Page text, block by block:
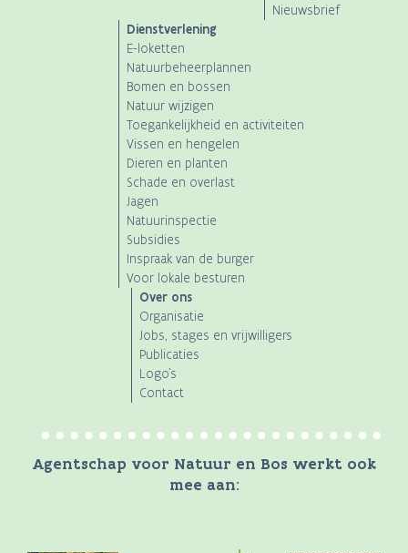
Nieuwsbrief
Dienstverlening
E-loketten
Natuurbeheerplannen
Bomen en bossen
Natuur wijzigen
Toegankelijkheid en activiteiten
Vissen en hengelen
Dieren en planten
Schade en overlast
Jagen
Natuurinspectie
Subsidies
Inspraak van de burger
Voor lokale besturen
Over ons
Organisatie
Jobs, stages en vrijwilligers
Publicaties
Logo's
Contact
Agentschap voor Natuur en Bos werkt ook
mee aan: